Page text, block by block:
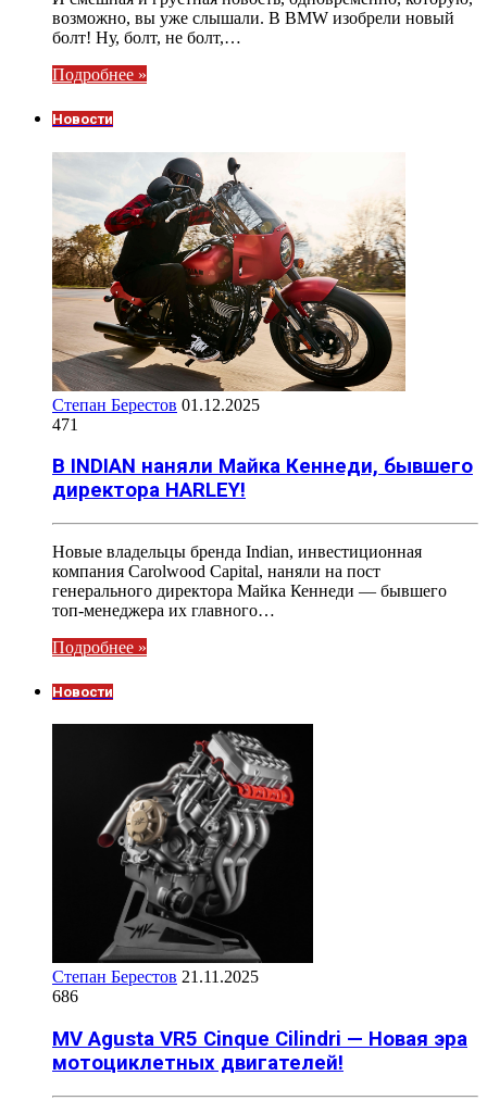
возможно, вы уже слышали. В BMW изобрели новый
болт! Ну, болт, не болт,…
Подробнее »
Новости
Степан Берестов 01.12.2025
471
В INDIAN наняли Майка Кеннеди, бывшего
директора HARLEY!
Новые владельцы бренда Indian, инвестиционная
компания Carolwood Capital, наняли на пост
генерального директора Майка Кеннеди — бывшего
топ-менеджера их главного…
Подробнее »
Новости
Степан Берестов 21.11.2025
686
MV Agusta VR5 Cinque Cilindri — Новая эра
мотоциклетных двигателей!